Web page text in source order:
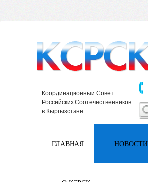
Координационный Совет
Российских Соотечественников
в Кыргызстане
ГЛАВНАЯ НОВОСТИ